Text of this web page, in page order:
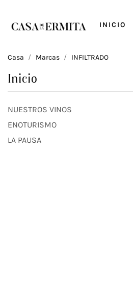
INICIO
Casa Marcas INFILTRADO
Inicio
NUESTROS VINOS
ENOTURISMO
LA PAUSA